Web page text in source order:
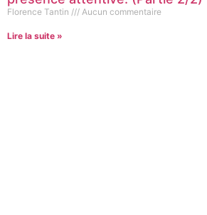
Florence Tantin Aucun commentaire
Lire la suite »